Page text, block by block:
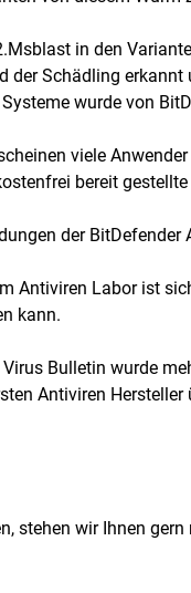
in den
der Schädling
wurde von
viele
bereit
der BitDefender
Antiviren Labor ist
kann.
Bulletin wurde
Antiviren
stehen wir Ihnen